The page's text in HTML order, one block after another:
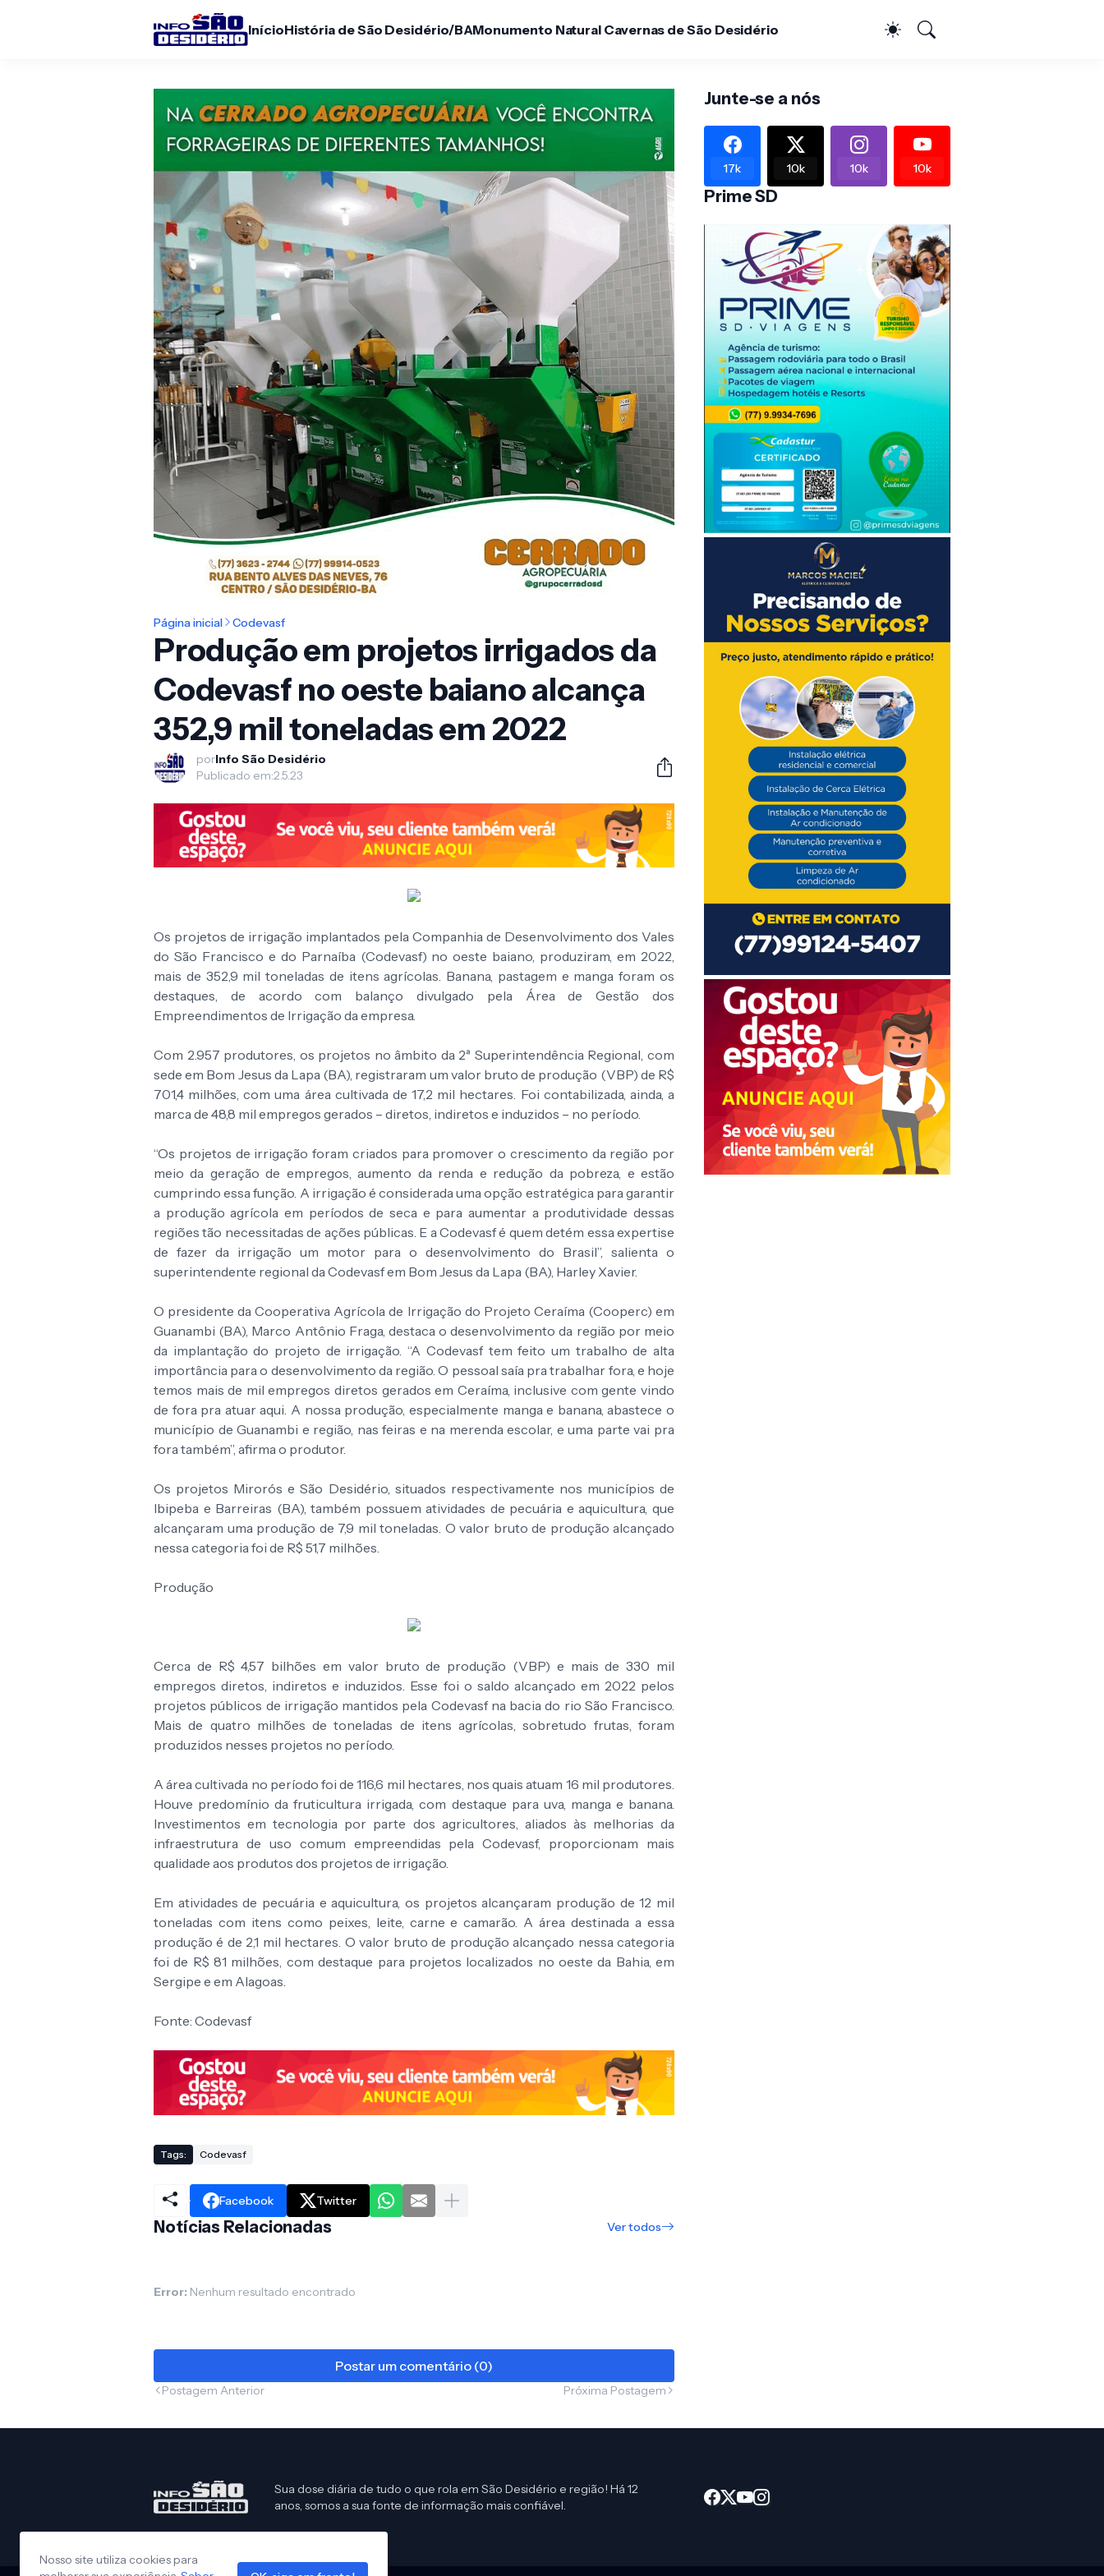
InícioHistória de São Desidério/BAMonumento Natural Cavernas de São Desidério
Página inicial Codevasf
Produção em projetos irrigados da
Codevasf no oeste baiano alcança
352,9 mil toneladas em 2022
porInfo São Desidério
Publicado em:2.5.23
Os projetos de irrigação implantados pela Companhia de Desenvolvimento dos Vales
do São Francisco e do Parnaíba (Codevasf) no oeste baiano, produziram, em 2022,
mais de 352,9 mil toneladas de itens agrícolas. Banana, pastagem e manga foram os
destaques, de acordo com balanço divulgado pela Área de Gestão dos
Empreendimentos de Irrigação da empresa.
Com 2.957 produtores, os projetos no âmbito da 2ª Superintendência Regional, com
sede em Bom Jesus da Lapa (BA), registraram um valor bruto de produção (VBP) de R$
701,4 milhões, com uma área cultivada de 17,2 mil hectares. Foi contabilizada, ainda, a
marca de 48,8 mil empregos gerados – diretos, indiretos e induzidos – no período.
“Os projetos de irrigação foram criados para promover o crescimento da região por
meio da geração de empregos, aumento da renda e redução da pobreza, e estão
cumprindo essa função. A irrigação é considerada uma opção estratégica para garantir
a produção agrícola em períodos de seca e para aumentar a produtividade dessas
regiões tão necessitadas de ações públicas. E a Codevasf é quem detém essa expertise
de fazer da irrigação um motor para o desenvolvimento do Brasil”, salienta o
superintendente regional da Codevasf em Bom Jesus da Lapa (BA), Harley Xavier.
O presidente da Cooperativa Agrícola de Irrigação do Projeto Ceraíma (Cooperc) em
Guanambi (BA), Marco Antônio Fraga, destaca o desenvolvimento da região por meio
da implantação do projeto de irrigação. “A Codevasf tem feito um trabalho de alta
importância para o desenvolvimento da região. O pessoal saía pra trabalhar fora, e hoje
temos mais de mil empregos diretos gerados em Ceraíma, inclusive com gente vindo
de fora pra atuar aqui. A nossa produção, especialmente manga e banana, abastece o
município de Guanambi e região, nas feiras e na merenda escolar, e uma parte vai pra
fora também”, afirma o produtor.
Os projetos Mirorós e São Desidério, situados respectivamente nos municípios de
Ibipeba e Barreiras (BA), também possuem atividades de pecuária e aquicultura, que
alcançaram uma produção de 7,9 mil toneladas. O valor bruto de produção alcançado
nessa categoria foi de R$ 51,7 milhões.
Produção
Cerca de R$ 4,57 bilhões em valor bruto de produção (VBP) e mais de 330 mil
empregos diretos, indiretos e induzidos. Esse foi o saldo alcançado em 2022 pelos
projetos públicos de irrigação mantidos pela Codevasf na bacia do rio São Francisco.
Mais de quatro milhões de toneladas de itens agrícolas, sobretudo frutas, foram
produzidos nesses projetos no período.
A área cultivada no período foi de 116,6 mil hectares, nos quais atuam 16 mil produtores.
Houve predomínio da fruticultura irrigada, com destaque para uva, manga e banana.
Investimentos em tecnologia por parte dos agricultores, aliados às melhorias da
infraestrutura de uso comum empreendidas pela Codevasf, proporcionam mais
qualidade aos produtos dos projetos de irrigação.
Em atividades de pecuária e aquicultura, os projetos alcançaram produção de 12 mil
toneladas com itens como peixes, leite, carne e camarão. A área destinada a essa
produção é de 2,1 mil hectares. O valor bruto de produção alcançado nessa categoria
foi de R$ 81 milhões, com destaque para projetos localizados no oeste da Bahia, em
Sergipe e em Alagoas.
Fonte: Codevasf
Tags: Codevasf
Facebook Twitter
Notícias Relacionadas Ver todos
Error: Nenhum resultado encontrado
Postar um comentário (0)
Postagem Anterior Próxima Postagem
Junte-se a nós
17k 10k 10k 10k
Prime SD
Sua dose diária de tudo o que rola em São Desidério e região! Há 12
anos, somos a sua fonte de informação mais confiável.
Nosso site utiliza cookies para